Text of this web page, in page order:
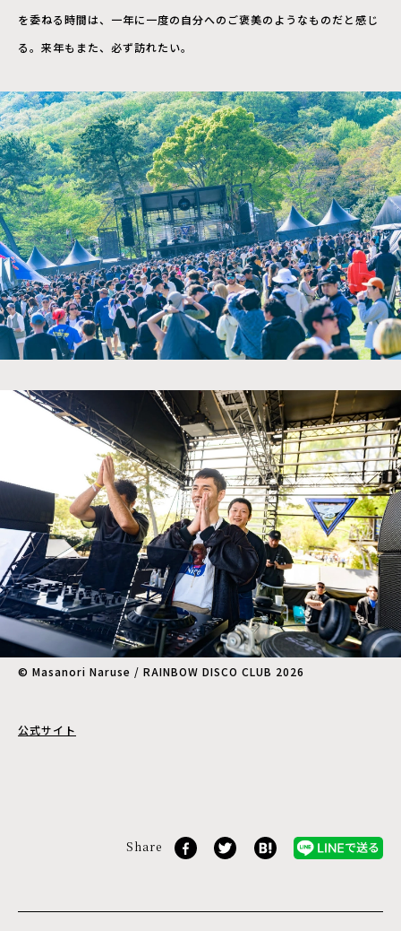
を委ねる時間は、一年に一度の自分へのご褒美のようなものだと感じ
る。来年もまた、必ず訪れたい。
©︎ Masanori Naruse / RAINBOW DISCO CLUB 2026
公式サイト
Share